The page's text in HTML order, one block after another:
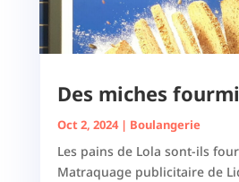
Des miches
Oct 2, 2024| Boulangerie
Les pains de Lola sont-ils
Matraquage publicitaire de